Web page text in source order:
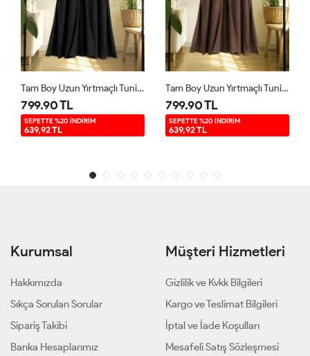
Tam Boy Uzun Yırtmaçlı Tunik Siyah YR9580
799.90 TL
SEPETTE %20 İNDİRİM
639,92 TL
Tam Boy Uzun Yırtmaçlı Tunik Kahverengi YR9580
799.90 TL
SEPETTE %20 İNDİRİM
639,92 TL
Kurumsal
Hakkımızda
Sıkça Sorulan Sorular
Sipariş Takibi
Banka Hesaplarımız
Müşteri Hizmetleri
Gizlilik ve Kvkk Bilgileri
Kargo ve Teslimat Bilgileri
İptal ve İade Koşulları
Mesafeli Satış Sözleşmesi